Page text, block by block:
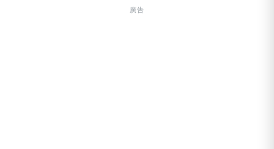
廣告